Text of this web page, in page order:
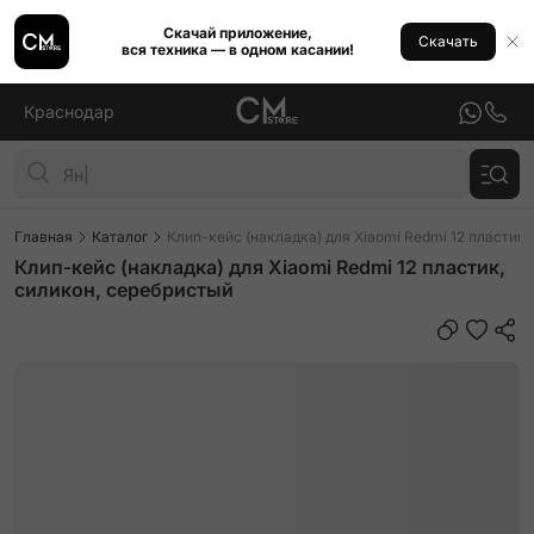
Скачай приложение,
вся техника — в одном касании!
Скачать
Краснодар
Главная Каталог Клип-кейс (накладка) для Xiaomi Redmi 12
Клип-кейс (накладка) для Xiaomi Redmi 12 пластик,
силикон, серебристый